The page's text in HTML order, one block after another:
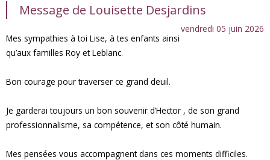
Message de Louisette Desjardins
vendredi 05 juin 2026
Mes sympathies à toi Lise, à tes enfants ainsi
qu’aux familles Roy et Leblanc.
Bon courage pour traverser ce grand deuil.
Je garderai toujours un bon souvenir d’Hector , de son grand
professionnalisme, sa compétence, et son côté humain.
Mes pensées vous accompagnent dans ces moments difficiles.